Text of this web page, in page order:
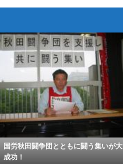
国労秋田闘争団とともに闘う集いが大
成功！